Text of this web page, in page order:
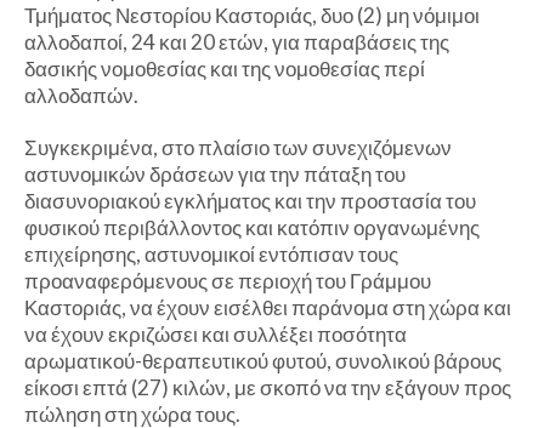
Τμήματος Νεστορίου Καστοριάς, δυο (2) μη νόμιμοι
αλλοδαποί, 24 και 20 ετών, για παραβάσεις της
δασικής νομοθεσίας και της νομοθεσίας περί
αλλοδαπών.
Συγκεκριμένα, στο πλαίσιο των συνεχιζόμενων
αστυνομικών δράσεων για την πάταξη του
διασυνοριακού εγκλήματος και την προστασία του
φυσικού περιβάλλοντος και κατόπιν οργανωμένης
επιχείρησης, αστυνομικοί εντόπισαν τους
προαναφερόμενους σε περιοχή του Γράμμου
Καστοριάς, να έχουν εισέλθει παράνομα στη χώρα και
να έχουν εκριζώσει και συλλέξει ποσότητα
αρωματικού-θεραπευτικού φυτού, συνολικού βάρους
είκοσι επτά (27) κιλών, με σκοπό να την εξάγουν προς
πώληση στη χώρα τους.